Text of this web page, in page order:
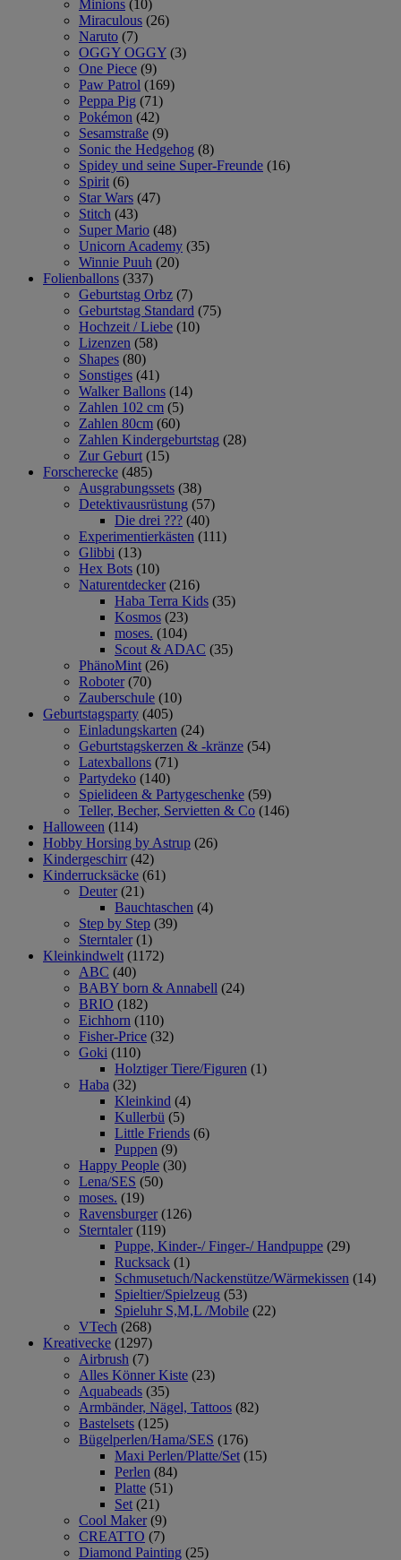
Minions (10)
Miraculous (26)
Naruto (7)
OGGY OGGY (3)
One Piece (9)
Paw Patrol (169)
Peppa Pig (71)
Pokémon (42)
Sesamstraße (9)
Sonic the Hedgehog (8)
Spidey und seine Super-Freunde (16)
Spirit (6)
Star Wars (47)
Stitch (43)
Super Mario (48)
Unicorn Academy (35)
Winnie Puuh (20)
Folienballons (337)
Geburtstag Orbz (7)
Geburtstag Standard (75)
Hochzeit / Liebe (10)
Lizenzen (58)
Shapes (80)
Sonstiges (41)
Walker Ballons (14)
Zahlen 102 cm (5)
Zahlen 80cm (60)
Zahlen Kindergeburtstag (28)
Zur Geburt (15)
Forscherecke (485)
Ausgrabungssets (38)
Detektivausrüstung (57)
Die drei ??? (40)
Experimentierkästen (111)
Glibbi (13)
Hex Bots (10)
Naturentdecker (216)
Haba Terra Kids (35)
Kosmos (23)
moses. (104)
Scout & ADAC (35)
PhänoMint (26)
Roboter (70)
Zauberschule (10)
Geburtstagsparty (405)
Einladungskarten (24)
Geburtstagskerzen & -kränze (54)
Latexballons (71)
Partydeko (140)
Spielideen & Partygeschenke (59)
Teller, Becher, Servietten & Co (146)
Halloween (114)
Hobby Horsing by Astrup (26)
Kindergeschirr (42)
Kinderrucksäcke (61)
Deuter (21)
Bauchtaschen (4)
Step by Step (39)
Sterntaler (1)
Kleinkindwelt (1172)
ABC (40)
BABY born & Annabell (24)
BRIO (182)
Eichhorn (110)
Fisher-Price (32)
Goki (110)
Holztiger Tiere/Figuren (1)
Haba (32)
Kleinkind (4)
Kullerbü (5)
Little Friends (6)
Puppen (9)
Happy People (30)
Lena/SES (50)
moses. (19)
Ravensburger (126)
Sterntaler (119)
Puppe, Kinder-/ Finger-/ Handpuppe (29)
Rucksack (1)
Schmusetuch/Nackenstütze/Wärmekissen (14)
Spieltier/Spielzeug (53)
Spieluhr S,M,L /Mobile (22)
VTech (268)
Kreativecke (1297)
Airbrush (7)
Alles Könner Kiste (23)
Aquabeads (35)
Armbänder, Nägel, Tattoos (82)
Bastelsets (125)
Bügelperlen/Hama/SES (176)
Maxi Perlen/Platte/Set (15)
Perlen (84)
Platte (51)
Set (21)
Cool Maker (9)
CREATTO (7)
Diamond Painting (25)